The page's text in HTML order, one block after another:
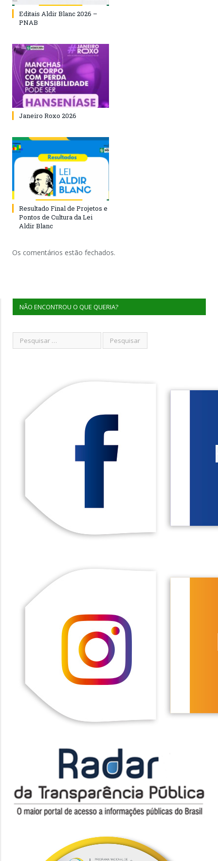
Editais Aldir Blanc 2026 –
PNAB
Janeiro Roxo 2026
Resultado Final de Projetos e
Pontos de Cultura da Lei
Aldir Blanc
Os comentários estão fechados.
NÃO ENCONTROU O QUE QUERIA?